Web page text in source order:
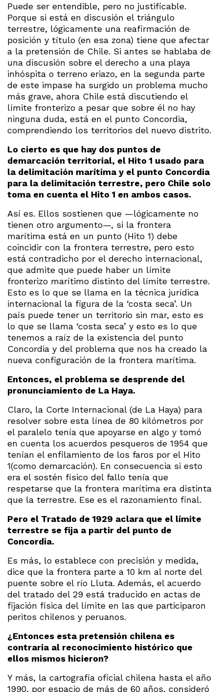
Puede ser entendible, pero no justificable.
Porque si está en discusión el triángulo
terrestre, lógicamente una reafirmación de
posición y título (en esa zona) tiene que afectar
a la pretensión de Chile. Si antes se hablaba de
una discusión sobre el derecho a una playa
inhóspita o terreno eriazo, en la segunda parte
de este impase ha surgido un problema mucho
más grave, ahora Chile está discutiendo el
límite fronterizo a pesar que sobre él no hay
ninguna duda, está en el punto Concordia,
comprendiendo los territorios del nuevo distrito.
Lo cierto es que hay dos puntos de
demarcación territorial, el Hito 1 usado para
la delimitación marítima y el punto Concordia
para la delimitación terrestre, pero Chile solo
toma en cuenta el Hito 1 en ambos casos.
Así es. Ellos sostienen que —lógicamente no
tienen otro argumento—, si la frontera
marítima está en un punto (Hito 1) debe
coincidir con la frontera terrestre, pero esto
está contradicho por el derecho internacional,
que admite que puede haber un límite
fronterizo marítimo distinto del límite terrestre.
Esto es lo que se llama en la técnica jurídica
internacional la figura de la ‘costa seca’. Un
país puede tener un territorio sin mar, esto es
lo que se llama ‘costa seca’ y esto es lo que
tenemos a raíz de la existencia del punto
Concordia y del problema que nos ha creado la
nueva configuración de la frontera marítima.
Entonces, el problema se desprende del
pronunciamiento de La Haya.
Claro, la Corte Internacional (de La Haya) para
resolver sobre esta línea de 80 kilómetros por
el paralelo tenía que apoyarse en algo y tomó
en cuenta los acuerdos pesqueros de 1954 que
tenían el enfilamiento de los faros por el Hito
1(como demarcación). En consecuencia si esto
era el sostén físico del fallo tenía que
respetarse que la frontera marítima era distinta
que la terrestre. Ese es el razonamiento final.
Pero el Tratado de 1929 aclara que el límite
terrestre se fija a partir del punto de
Concordia.
Es más, lo establece con precisión y medida,
dice que la frontera parte a 10 km al norte del
puente sobre el río Lluta. Además, el acuerdo
del tratado del 29 está traducido en actas de
fijación física del límite en las que participaron
peritos chilenos y peruanos.
¿Entonces esta pretensión chilena es
contraria al reconocimiento histórico que
ellos mismos hicieron?
Y más, la cartografía oficial chilena hasta el año
1990, por espacio de más de 60 años, consideró